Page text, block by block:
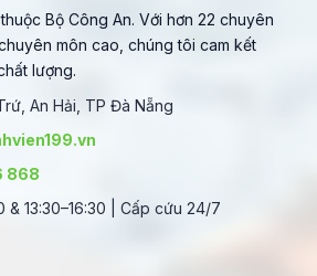
Bộ Công An. Với hơn 22 chuyên
môn cao, chúng tôi cam kết
lượng.
An Hải, TP Đà Nẵng
868
& 13:30–16:30 | Cấp cứu 24/7